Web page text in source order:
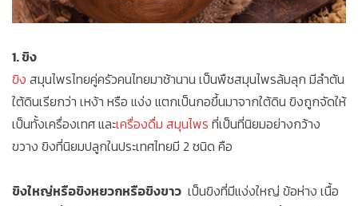
1. ขิง
ขิง สมุนไพรไทยคู่ครัวคนไทยมาช้านาน เป็นพืชสมุนไพรล้มลุก มีลำต้น
ใต้ดินเรียกว่า เหง้า หรือ แง่ง แตกเป็นกอขึ้นมาจากใต้ดิน ขิงถูกจัดให้
เป็นทั้งเครื่องเทศ และเครื่องดื่ม สมุนไพร ที่เป็นที่นิยมอย่างกว้าง
ขวาง ขิงที่นิยมปลูกในประเทศไทยมี 2 ชนิด คือ
ขิงใหญ่หรือขิงหยวกหรือขิงขาว เป็นขิงที่มีแง่งใหญ่ ข้อห่าง เนื้อ